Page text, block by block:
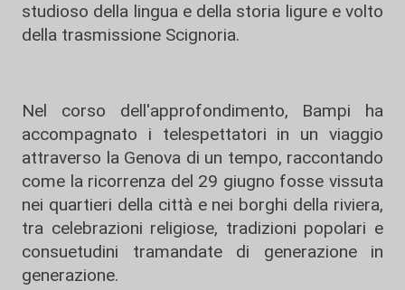
studioso della lingua e della storia ligure e volto
della trasmissione Scignoria.
Nel corso dell'approfondimento, Bampi ha
accompagnato i telespettatori in un viaggio
attraverso la Genova di un tempo, raccontando
come la ricorrenza del 29 giugno fosse vissuta
nei quartieri della città e nei borghi della riviera,
tra celebrazioni religiose, tradizioni popolari e
consuetudini tramandate di generazione in
generazione.